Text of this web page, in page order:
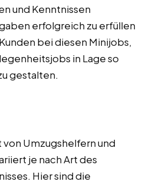
und Kenntnissen
erfolgreich zu erfüllen
bei diesen Minijobs,
in Lage so
gestalten.
Umzugshelfern und
je nach Art des
Hier sind die